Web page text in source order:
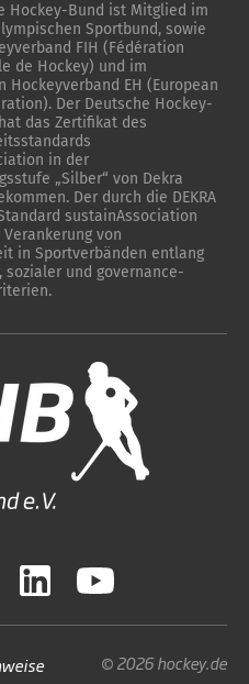
Hockey-Bund ist Mitglied im
Sportbund, sowie
FIH (Fédération
de Hockey) und im
Hockeyverband EH (European
Der Deutsche Hockey-
das Zertifikat des
in der
„Silber“ von Dekra
Der durch die DEKRA
sustainAssociation
von
in Sportverbänden entlang
sozialer und governance-
© 2026 hockey.de